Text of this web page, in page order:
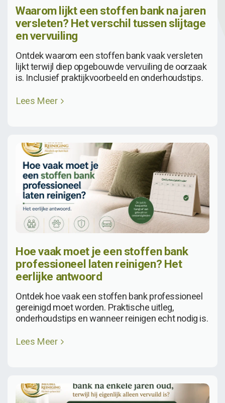
Waarom lijkt een stoffen bank na jaren
versleten? Het verschil tussen slijtage
en vervuiling
Ontdek waarom een stoffen bank vaak versleten
lijkt terwijl diep opgebouwde vervuiling de oorzaak
is. Inclusief praktijkvoorbeeld en onderhoudstips.
Lees Meer
Hoe vaak moet je een stoffen bank
professioneel laten reinigen? Het
eerlijke antwoord
Ontdek hoe vaak een stoffen bank professioneel
gereinigd moet worden. Praktische uitleg,
onderhoudstips en wanneer reinigen echt nodig is.
Lees Meer